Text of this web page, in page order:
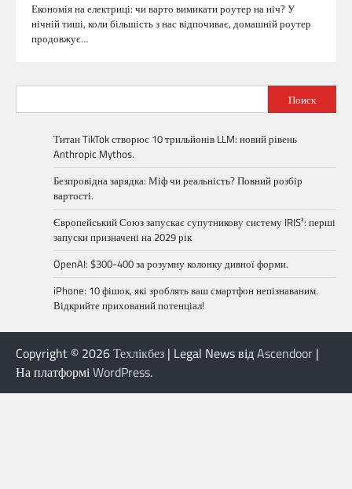
Економія на електриці: чи варто вимикати роутер на ніч? У
нічній тиші, коли більшість з нас відпочиває, домашній роутер
продовжує…
Поиск
Титан TikTok створює 10 трильйонів LLM: новий рівень
Anthropic Mythos.
Безпровідна зарядка: Міф чи реальність? Повний розбір
вартості.
Європейський Союз запускає супутникову систему IRIS²: перші
запуски призначені на 2029 рік
OpenAI: $300-400 за розумну колонку дивної форми.
iPhone: 10 фішок, які зроблять ваш смартфон непізнаваним.
Відкрийте прихований потенціал!
Copyright © 2026Техлікбез | Legal News відAscendoor |
На платформіWordPress.